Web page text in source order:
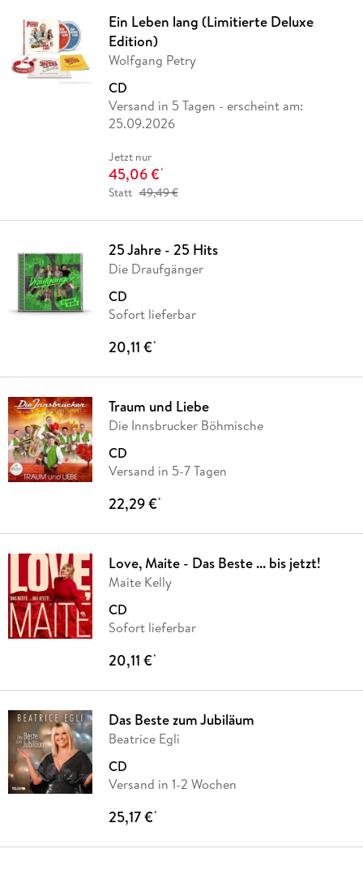
Ein Leben lang (Limitierte Deluxe
Edition)
Wolfgang Petry
CD
Versand in 5 Tagen - erscheint am:
25.09.2026
Jetzt nur
45,06 €*
Statt 49,49 €
25 Jahre - 25 Hits
Die Draufgänger
CD
Sofort lieferbar
20,11 €*
Traum und Liebe
Die Innsbrucker Böhmische
CD
Versand in 5-7 Tagen
22,29 €*
Love, Maite - Das Beste ... bis jetzt!
Maite Kelly
CD
Sofort lieferbar
20,11 €*
Das Beste zum Jubiläum
Beatrice Egli
CD
Versand in 1-2 Wochen
25,17 €*